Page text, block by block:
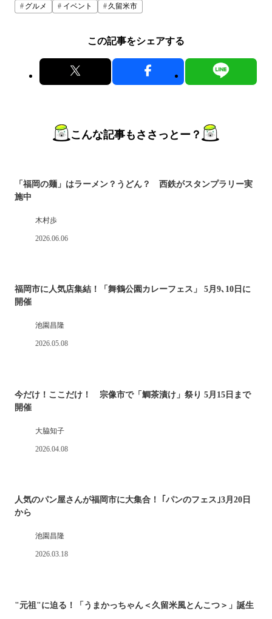
グルメ イベント 久留米市
この記事をシェアする
こんな記事もささっとー？
「福岡の麺」はラーメン？うどん？ 西鉄がスタンプラリー実
施中
木村歩
2026.06.06
福岡市に人気店集結！「舞鶴公園カレーフェス」 5月9､10日に
開催
池園昌隆
2026.05.08
今だけ！ここだけ！ 宗像市で「鯛茶漬け」祭り 5月15日まで
開催
大脇知子
2026.04.08
人気のパン屋さんが福岡市に大集合！ ｢パンのフェス｣3月20日
から
池園昌隆
2026.03.18
"元祖"に迫る！「うまかっちゃん＜久留米風とんこつ＞」誕生